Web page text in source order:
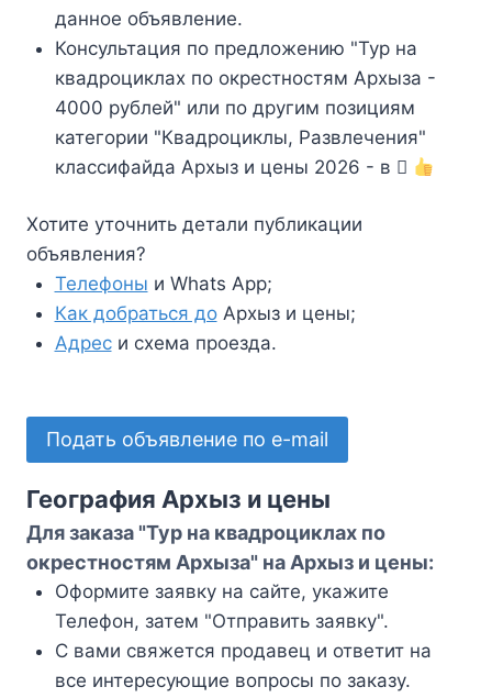
данное объявление.
Консультация по предложению "Тур на
квадроциклах по окрестностям Архыза -
4000 рублей" или по другим позициям
категории "Квадроциклы, Развлечения"
классифайда Архыз и цены 2026 - в
Хотите уточнить детали публикации
объявления?
Телефоны и Whats App;
Как добраться доАрхыз и цены;
Адреси схема проезда.
Подать объявление по e-mail
География Архыз и цены
Для заказа "Тур на квадроциклах по
окрестностям Архыза" на Архыз и цены:
Оформите заявку на сайте, укажите
Телефон, затем "Отправить заявку".
С вами свяжется продавец и ответит на
все интересующие вопросы по заказу.